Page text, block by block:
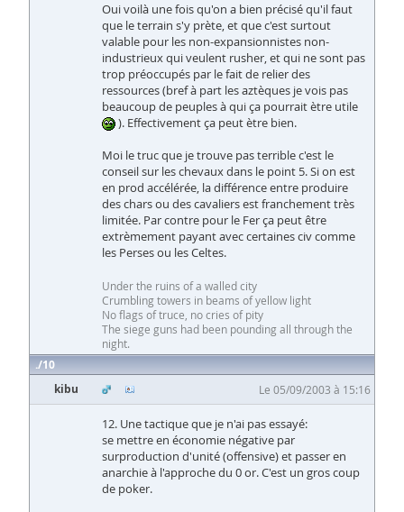
Oui voilà une fois qu'on a bien précisé qu'il faut
que le terrain s'y prète, et que c'est surtout
valable pour les non-expansionnistes non-
industrieux qui veulent rusher, et qui ne sont pas
trop préoccupés par le fait de relier des
ressources (bref à part les aztèques je vois pas
beaucoup de peuples à qui ça pourrait ètre utile
). Effectivement ça peut ètre bien.
Moi le truc que je trouve pas terrible c'est le
conseil sur les chevaux dans le point 5. Si on est
en prod accélérée, la différence entre produire
des chars ou des cavaliers est franchement très
limitée. Par contre pour le Fer ça peut être
extrèmement payant avec certaines civ comme
les Perses ou les Celtes.
Under the ruins of a walled city
Crumbling towers in beams of yellow light
No flags of truce, no cries of pity
The siege guns had been pounding all through the
night.
10
kibu
Le 05/09/2003 à 15:16
12. Une tactique que je n'ai pas essayé:
se mettre en économie négative par
surproduction d'unité (offensive) et passer en
anarchie à l'approche du 0 or. C'est un gros coup
de poker.